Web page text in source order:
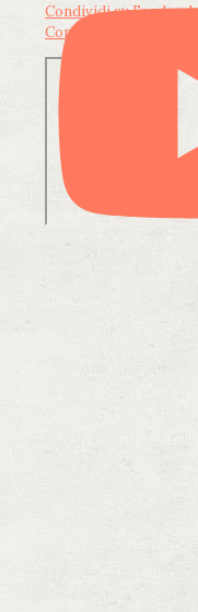
Condividi su Facebook
Condividi su LinkedIn